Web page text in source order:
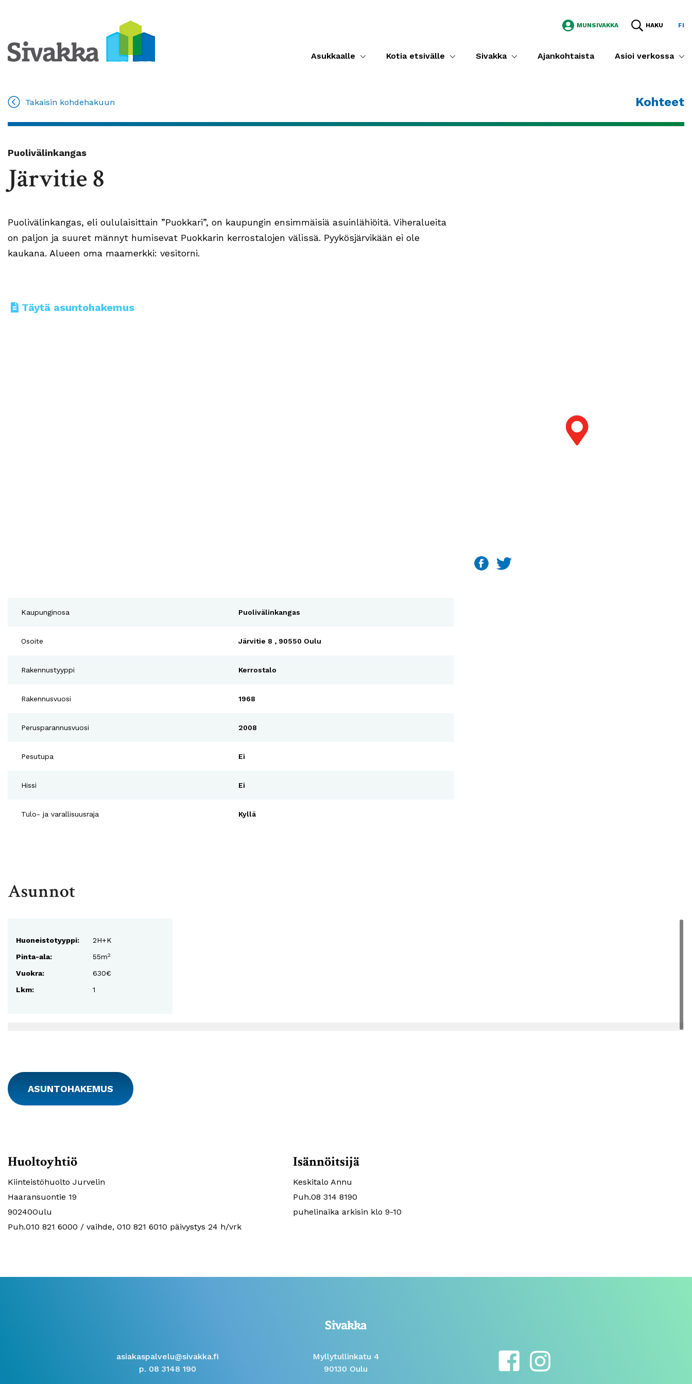
MUNSIVAKKA HAKU FI
Asukkaalle Kotia etsivälle Sivakka Ajankohtaista Asioi verkossa
Takaisin kohdehakuun Kohteet
Puolivälinkangas
Järvitie 8
Puolivälinkangas, eli oululaisittain ”Puokkari”, on kaupungin ensimmäisiä asuinlähiöitä. Viheralueita
on paljon ja suuret männyt humisevat Puokkarin kerrostalojen välissä. Pyykösjärvikään ei ole
kaukana. Alueen oma maamerkki: vesitorni.
Täytä asuntohakemus
Kaupunginosa Puolivälinkangas
Osoite Järvitie 8 , 90550 Oulu
Rakennustyyppi Kerrostalo
Rakennusvuosi 1968
Perusparannusvuosi 2008
Pesutupa Ei
Hissi Ei
Tulo- ja varallisuusraja Kyllä
Asunnot
Huoneistotyyppi:
2H+K
Pinta-ala:
55m2
Vuokra:
630€
Lkm:
1
ASUNTOHAKEMUS
Huoltoyhtiö
Kiinteistöhuolto Jurvelin
Haaransuontie 19
90240Oulu
Puh.010 821 6000 / vaihde, 010 821 6010 päivystys 24 h/vrk
Isännöitsijä
Keskitalo Annu
Puh.08 314 8190
puhelinaika arkisin klo 9-10
asiakaspalvelu@sivakka.fi
p. 08 3148 190
Myllytullinkatu 4
90130 Oulu